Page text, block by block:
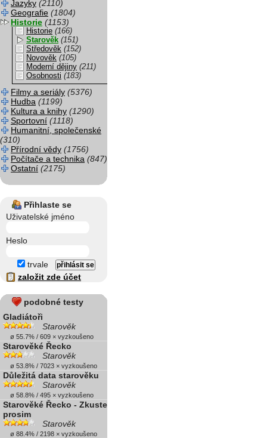
Jazyky (2110)
Geografie (1804)
Historie (1153)
Historie (166)
Starověk (151)
Středověk (152)
Novověk (105)
Moderní dějiny (211)
Osobnosti (183)
Filmy a seriály (5376)
Hudba (1199)
Kultura a knihy (1290)
Sportovní (1118)
Humanitní, společenské
(310)
Přírodní vědy (1756)
Počítače a technika (847)
Ostatní (2175)
Přihlaste se
Uživatelské jméno
Heslo
trvale
založit zde účet
podobné testy
Gladiátoři
Starověk
ø 55.7% / 609 × vyzkoušeno
Starověké Řecko
Starověk
ø 53.8% / 7023 × vyzkoušeno
Důležitá data starověku
Starověk
ø 58.8% / 495 × vyzkoušeno
Starověké Řecko - Zkuste
prosim
Starověk
ø 88.4% / 2198 × vyzkoušeno